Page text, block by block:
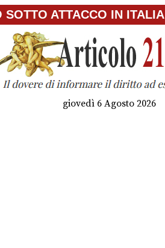
SOTTO ATTACCO IN ITALIA
giovedì 6 Agosto 2026